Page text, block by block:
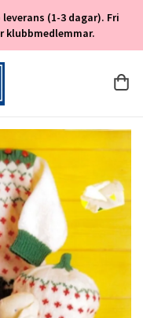
(1-3 dagar). Fri
klubbmedlemmar.